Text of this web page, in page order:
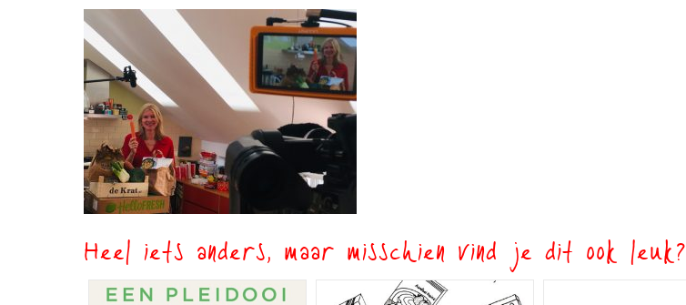
Heel iets anders, maar misschien vind je dit ook leuk?